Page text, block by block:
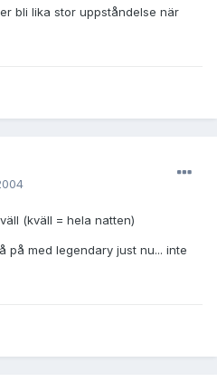
bli lika stor uppståndelse när
(kväll = hela natten)
på med legendary just nu... inte